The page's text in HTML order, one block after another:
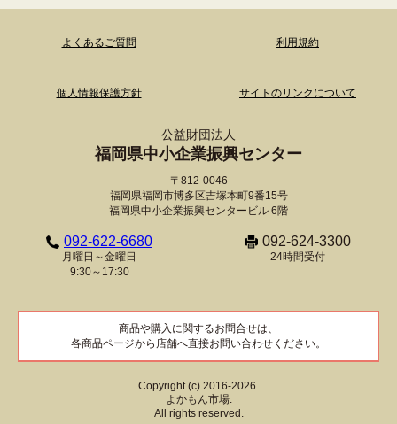
よくあるご質問 利用規約
個人情報保護方針 サイトのリンクについて
公益財団法人
福岡県中小企業振興センター
〒812-0046
福岡県福岡市博多区吉塚本町9番15号
福岡県中小企業振興センタービル 6階
092-622-6680
月曜日～金曜日
9:30～17:30
092-624-3300
24時間受付
商品や購入に関するお問合せは、
各商品ページから店舗へ直接お問い合わせください。
Copyright (c) 2016-2026.
よかもん市場.
All rights reserved.